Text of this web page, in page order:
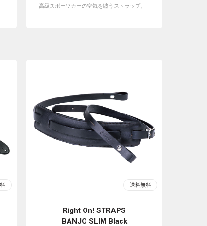
高級スポーツカーの空気を纏うストラップ。
Right On! STRAPS
BANJO SLIM Black